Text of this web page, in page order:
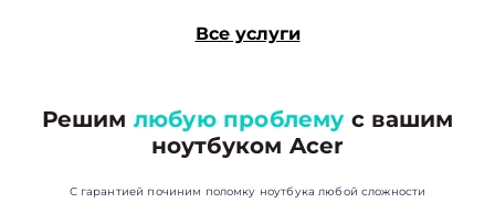
Все услуги
Решим любую проблему с вашим
ноутбуком Acer
С гарантией починим поломку ноутбука любой сложности